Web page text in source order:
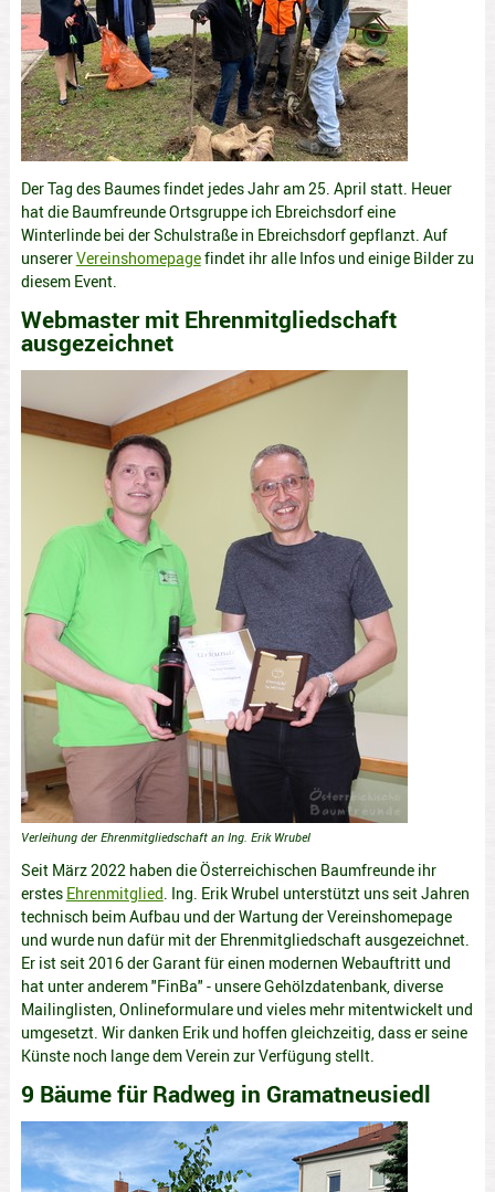
Der Tag des Baumes findet jedes Jahr am 25. April statt. Heuer
hat die Baumfreunde Ortsgruppe ich Ebreichsdorf eine
Winterlinde bei der Schulstraße in Ebreichsdorf gepflanzt. Auf
unsererVereinshomepagefindet ihr alle Infos und einige Bilder zu
diesem Event.
Webmaster mit Ehrenmitgliedschaft
ausgezeichnet
Verleihung der Ehrenmitgliedschaft an Ing. Erik Wrubel
Seit März 2022 haben die Österreichischen Baumfreunde ihr
erstes Ehrenmitglied. Ing. Erik Wrubel unterstützt uns seit Jahren
technisch beim Aufbau und der Wartung der Vereinshomepage
und wurde nun dafür mit der Ehrenmitgliedschaft ausgezeichnet.
Er ist seit 2016 der Garant für einen modernen Webauftritt und
hat unter anderem "FinBa" - unsere Gehölzdatenbank, diverse
Mailinglisten, Onlineformulare und vieles mehr mitentwickelt und
umgesetzt. Wir danken Erik und hoffen gleichzeitig, dass er seine
Künste noch lange dem Verein zur Verfügung stellt.
9 Bäume für Radweg in Gramatneusiedl